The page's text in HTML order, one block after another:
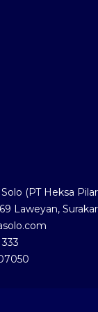
(PT Heksa
Laweyan,